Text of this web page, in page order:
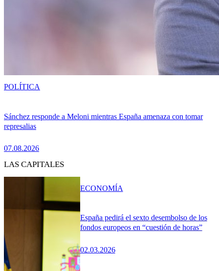
Sánchez responde a Meloni mientras España amenaza con tomar
represalias
07.08.2026
POLÍTICA
LAS CAPITALES
España pedirá el sexto desembolso de los
fondos europeos en “cuestión de horas”
02.03.2026
ECONOMÍA